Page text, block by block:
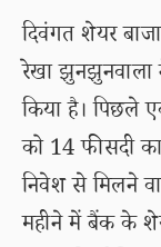
दिवंगत शेयर
रेखा
किया है।
को 14 फीसदी का
निवेश से मिलने
महीने में बैंक के